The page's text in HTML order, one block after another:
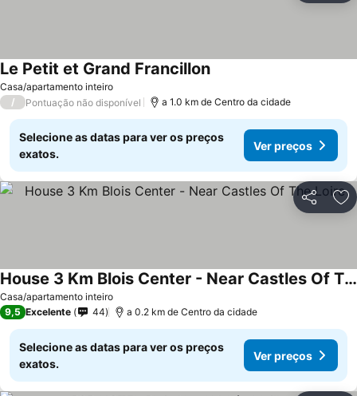
Casa/apartamento inteiro
Le Petit et Grand FrancillonVer preços
/ Pontuação não disponível a 1.0 km de Centro da cidade
Selecione as datas para ver os preços
exatos.
Ver preços
Partilhar
Casa/apartamento inteiro
House 3 Km Blois Center - Near Castles Of The Loire
Ver preços
9,5 Excelente 44 a 0.2 km de Centro da cidade
Selecione as datas para ver os preços
exatos.
Ver preços